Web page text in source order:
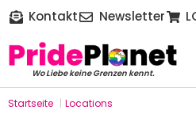
Kontakt Newsletter
Wo Liebe keine Grenzen kennt.
Startseite | Locations